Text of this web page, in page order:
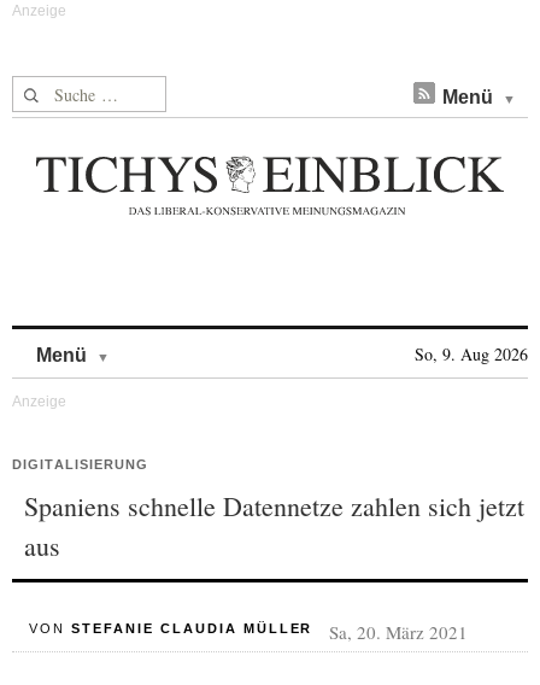
Suche nach: Menü
Menü So, 9. Aug 2026
DIGITALISIERUNG
Spaniens schnelle Datennetze zahlen sich jetzt
aus
VON STEFANIE CLAUDIA MÜLLER Sa, 20. März 2021